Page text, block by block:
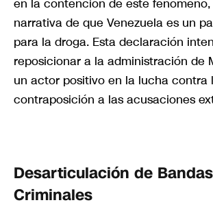
en la contención de este
narrativa de que Venezuela es un
para la droga. Esta declaración
reposicionar a la administración de
un actor positivo en la lucha contra
contraposición a las acusaciones
Desarticulación de Bandas
Criminales